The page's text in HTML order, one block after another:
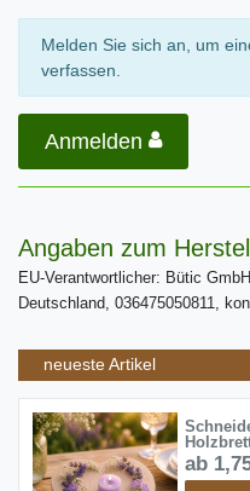
Melden Sie sich an, um
verfassen.
Anmelden
Angaben zum
EU-Verantwortlicher: Bütic
Deutschland, 036475050811,
neueste Artikel
ab